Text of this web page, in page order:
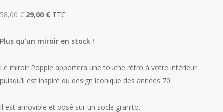
58,00€ Le
initial
58,00 €.
29,00 € Le
actuel
29,00 €.
TTC
Plus qu’un miroir en stock !
Le miroir Poppie apportera une touche rétro à votre intérieur
puisqu’il est inspiré du design iconique des années 70.
Il est amovible et posé sur un socle granito.